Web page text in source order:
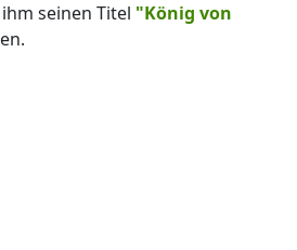
seinen Titel "König von